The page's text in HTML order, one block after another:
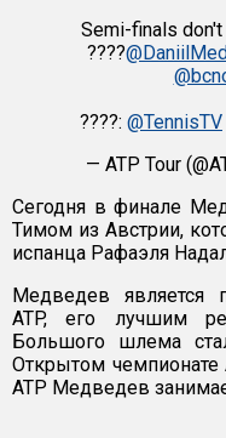
Semi-finals
????
????: @TennisTV
— ATP Tour
Сегодня в финале
Тимом из Австрии,
испанца Рафаэля
Медведев является
ATP, его лучшим
Большого шлема
Открытом чемпионате
ATP Медведев